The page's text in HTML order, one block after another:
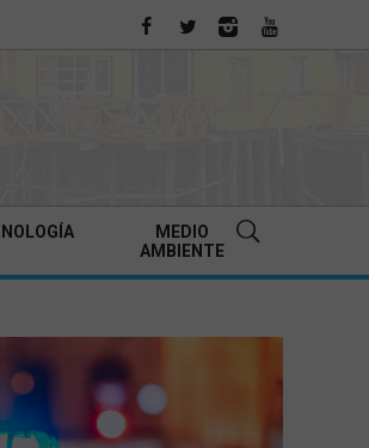
MEDIO
AMBIENTE